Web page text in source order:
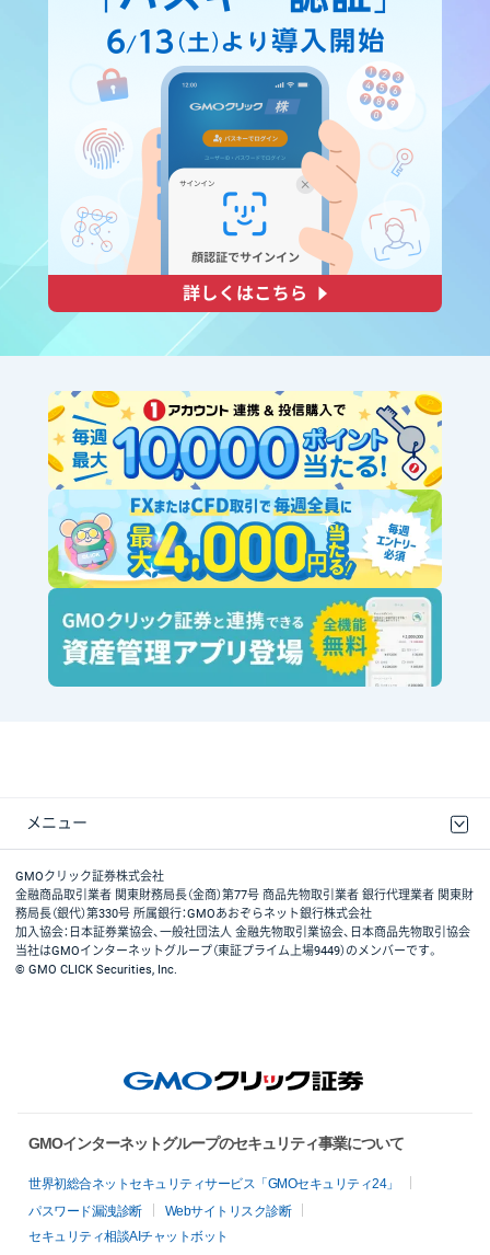
メニュー
取引規程・約款
最良執行方針
ディスクレイマー
リスク説明
GMOクリック証券ホームページ
GMOクリック証券株式会社
金融商品取引業者 関東財務局長（金商）第77号 商品先物取引業者 銀行代理業者 関東財
務局長（銀代）第330号 所属銀行：GMOあおぞらネット銀行株式会社
加入協会：日本証券業協会、一般社団法人 金融先物取引業協会、日本商品先物取引協会
当社はGMOインターネットグループ（東証プライム上場9449）のメンバーです。
© GMO CLICK Securities, Inc.
GMOインターネットグループのセキュリティ事業について
世界初総合ネットセキュリティサービス「GMOセキュリティ24」
パスワード漏洩診断
Webサイトリスク診断
セキュリティ相談AIチャットボット